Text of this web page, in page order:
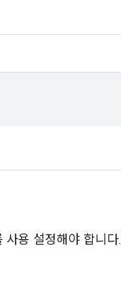
사용 설정해야 합니다.